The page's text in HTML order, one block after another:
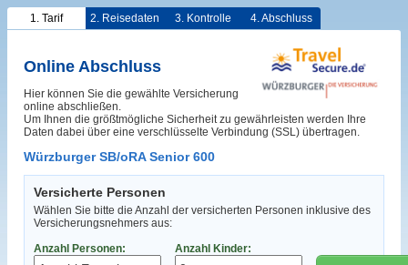
1. Tarif 2. Reisedaten 3. Kontrolle 4. Abschluss
Online Abschluss
Hier können Sie die gewählte Versicherung
online abschließen.
Um Ihnen die größtmögliche Sicherheit zu gewährleisten werden Ihre
Daten dabei über eine verschlüsselte Verbindung (SSL) übertragen.
Würzburger SB/oRA Senior 600
Versicherte Personen
Wählen Sie bitte die Anzahl der versicherten Personen inklusive des
Versicherungsnehmers aus:
Anzahl Personen:
Anzahl Kinder: